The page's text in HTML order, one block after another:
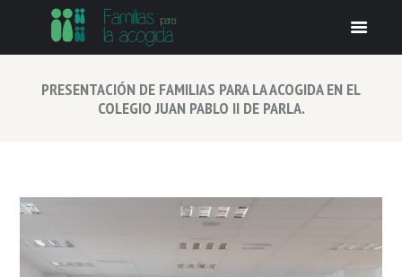
PRESENTACIÓN DE FAMILIAS PARA LA ACOGIDA EN EL
COLEGIO JUAN PABLO II DE PARLA.